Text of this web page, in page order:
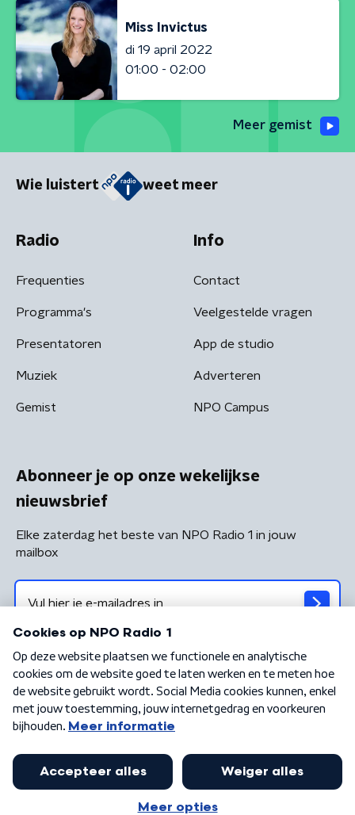
Miss Invictus
di 19 april 2022
01:00 - 02:00
Meer gemist
Wie luistert weet meer
Radio
Frequenties
Programma's
Presentatoren
Muziek
Gemist
Info
Contact
Veelgestelde vragen
App de studio
Adverteren
NPO Campus
Abonneer je op onze wekelijkse
nieuwsbrief
Elke zaterdag het beste van NPO Radio 1 in jouw
mailbox
Algemene voorwaarden